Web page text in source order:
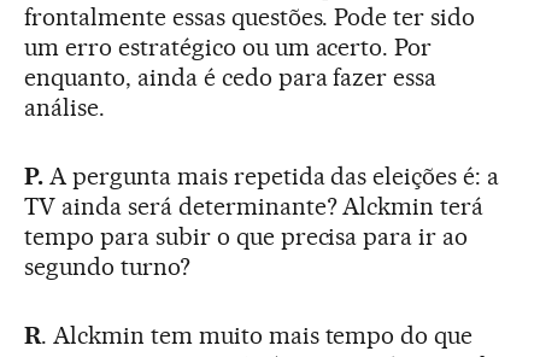
frontalmente essas questões. Pode ter sido
um erro estratégico ou um acerto. Por
enquanto, ainda é cedo para fazer essa
análise.
P.A pergunta mais repetida das eleições é: a
TV ainda será determinante? Alckmin terá
tempo para subir o que precisa para ir ao
segundo turno?
R. Alckmin tem muito mais tempo do que